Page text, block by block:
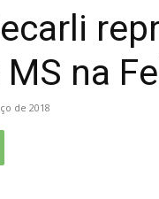
na
de 2018